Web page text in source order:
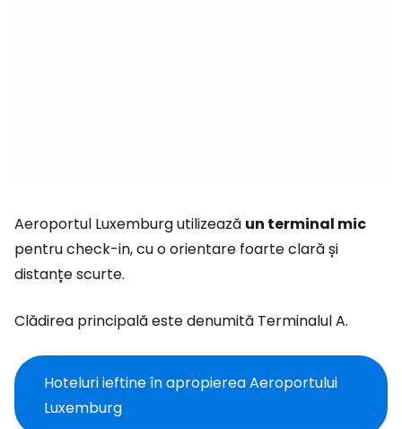
Aeroportul Luxemburg utilizează un terminal mic
pentru check-in, cu o orientare foarte clară și
distanțe scurte.
Clădirea principală este denumită Terminalul A.
Hoteluri ieftine în apropierea Aeroportului
Luxemburg